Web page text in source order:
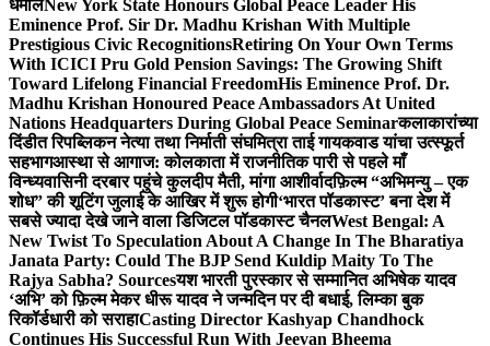
धमालNew York State Honours Global Peace Leader His
Eminence Prof. Sir Dr. Madhu Krishan With Multiple
Prestigious Civic RecognitionsRetiring On Your Own Terms
With ICICI Pru Gold Pension Savings: The Growing Shift
Toward Lifelong Financial FreedomHis Eminence Prof. Dr.
Madhu Krishan Honoured Peace Ambassadors At United
Nations Headquarters During Global Peace Seminarकलाकारांच्या
दिंडीत रिपब्लिकन नेत्या तथा निर्माती संघमित्रा ताई गायकवाड यांचा उत्स्फूर्त
सहभागआस्था से आगाज: कोलकाता में राजनीतिक पारी से पहले माँ
विन्ध्यवासिनी दरबार पहुंचे कुलदीप मैती, मांगा आशीर्वादफ़िल्म “अभिमन्यु – एक
शोध” की शूटिंग जुलाई के आखिर में शुरू होगी‘भारत पॉडकास्ट’ बना देश में
सबसे ज्यादा देखे जाने वाला डिजिटल पॉडकास्ट चैनलWest Bengal: A
New Twist To Speculation About A Change In The Bharatiya
Janata Party: Could The BJP Send Kuldip Maity To The
Rajya Sabha? Sourcesयश भारती पुरस्कार से सम्मानित अभिषेक यादव
‘अभि’ को फ़िल्म मेकर धीरू यादव ने जन्मदिन पर दी बधाई, लिम्का बुक
रिकॉर्डधारी को सराहाCasting Director Kashyap Chandhock
Continues His Successful Run With Jeevan Bheema